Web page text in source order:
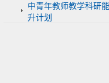
中青年教师教学科研
升计划